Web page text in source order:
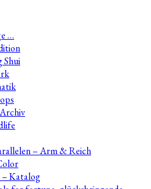
…
Shui
– Arm & Reich
– Katalog